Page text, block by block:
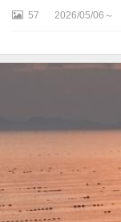
子
川
王
・
57 2026/05/06～